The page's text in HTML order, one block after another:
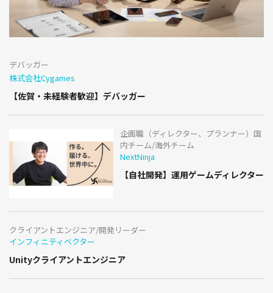
デバッガー
株式会社Cygames
【佐賀・未経験者歓迎】デバッガー
企画職（ディレクター、プランナー）国
内チーム/海外チーム
NextNinja
【自社開発】運用ゲームディレクター
クライアントエンジニア/開発リーダー
インフィニティベクター
Unityクライアントエンジニア